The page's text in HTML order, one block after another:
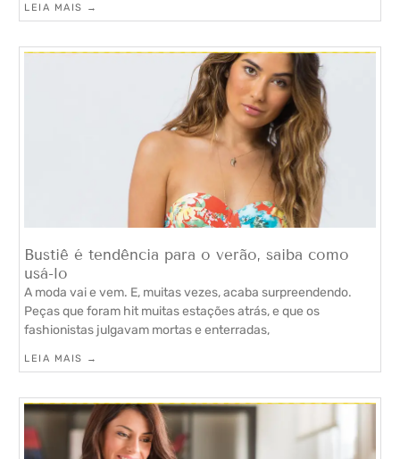
LEIA MAIS →
Bustiê é tendência para o verão, saiba como
usá-lo
A moda vai e vem. E, muitas vezes, acaba surpreendendo.
Peças que foram hit muitas estações atrás, e que os
fashionistas julgavam mortas e enterradas,
LEIA MAIS →